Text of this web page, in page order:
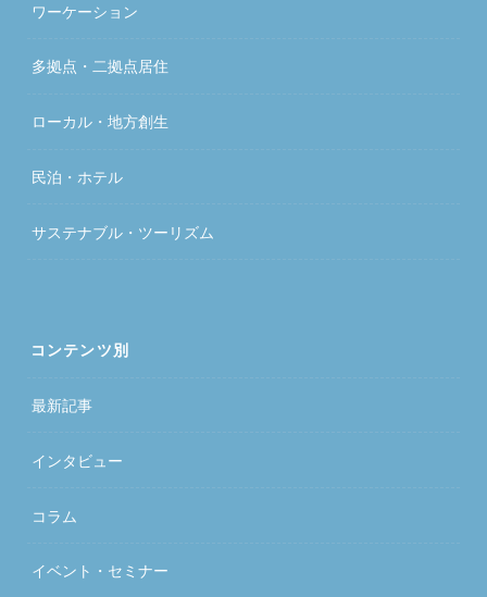
ワーケーション
多拠点・二拠点居住
ローカル・地方創生
民泊・ホテル
サステナブル・ツーリズム
コンテンツ別
最新記事
インタビュー
コラム
イベント・セミナー